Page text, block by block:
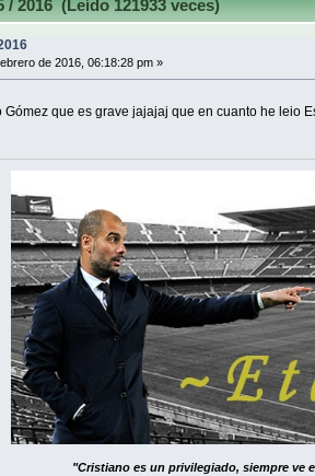
/ 2016 (Leído 121933 veces)
de 2016, 06:18:28 pm »
Gómez que es grave jajajaj que en cuanto he leio
"Cristiano es un privilegiado, siempre ve